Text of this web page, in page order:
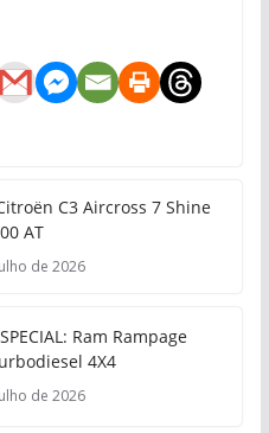
C3 Aircross 7 Shine
AT
de 2026
Ram Rampage
4X4
de 2026